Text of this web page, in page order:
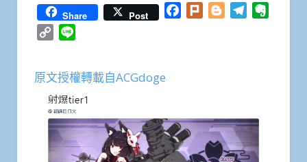
Share Post Facebook
Plurk BloggerTelegram
Copy
原文授權轉載自ACGdoge